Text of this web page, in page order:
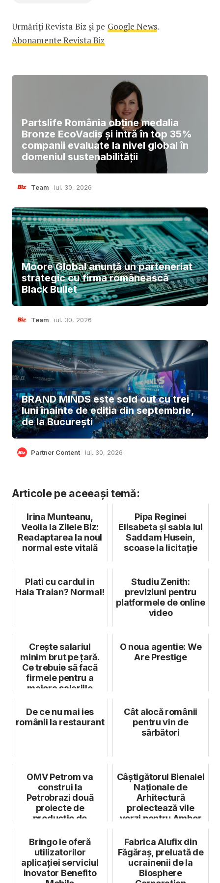
Urmăriți Revista Biz și pe Google News.
Abonamente Revista Biz
Partslife România obține medalia
Bronze EcoVadis și intră în top 35%
companii evaluate la nivel global în
domeniul sustenabilității
Team iul. 30, 2026
Moore Global anunță un parteneriat
strategic cu firma românească
Black Bullet
Team iul. 30, 2026
BRAND MINDS este sold out cu trei
luni înainte de ediția din septembrie,
de la București
Partner Content iul. 30, 2026
Articole pe aceeași temă:
Irina Munteanu,
Veolia la Zilele Biz:
Readaptarea la noul
normal este vitală
Pipa Reginei
Elisabeta și sabia lui
Saddam Husein,
scoase la licitație
Plati cu cardul in
Hala Traian? Normal!
Studiu Zenith:
previziuni pentru
platformele de online
video
Crește salariul
minim brut pe țară.
Ce trebuie să facă
firmele pentru a
majora salariile
O noua agentie: We
Are Prestige
De ce nu mai ies
românii la restaurant
Cât alocă românii
pentru vin de
sărbători
OMV Petrom va
construi la
Petrobrazi două
proiecte de
producție de
Câștigătorul Bienalei
Naționale de
Arhitectură
proiectează vile
verzi pentru Amber
Bringo le oferă
utilizatorilor
aplicației serviciul
inovator Benefito
Fabrica Alufix din
Făgăraș, preluată de
ucrainenii de la
Biosphere